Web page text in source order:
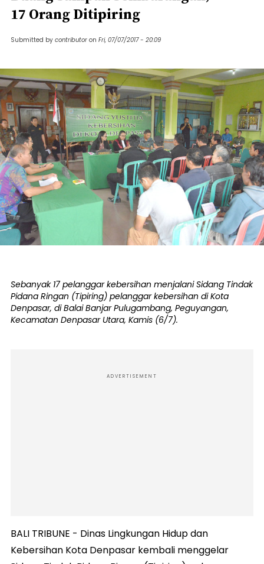
17 Orang Ditipiring
Submitted by contributor on Fri, 07/07/2017 - 20:09
Sebanyak 17 pelanggar kebersihan menjalani Sidang Tindak
Pidana Ringan (Tipiring) pelanggar kebersihan di Kota
Denpasar, di Balai Banjar Pulugambang, Peguyangan,
Kecamatan Denpasar Utara, Kamis (6/7).
ADVERTISEMENT
BALI TRIBUNE - Dinas Lingkungan Hidup dan
Kebersihan Kota Denpasar kembali menggelar